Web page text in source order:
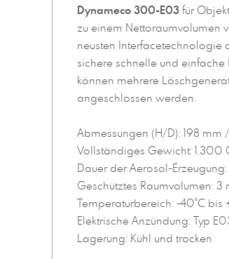
Dynameco 300-E03für
zu einem Nettoraumvolumen
neusten Interfacetechnologie
sichere schnelle und einfache
können mehrere
angeschlossen werden.
Abmessungen (H/D): 198 mm
Vollständiges Gewicht: 1.300
Dauer der Aerosol-Erzeugung:
Geschütztes Raumvolumen: 3
Temperaturbereich: -40°C bis
Elektrische Anzündung: Typ
Lagerung: Kühl und trocken